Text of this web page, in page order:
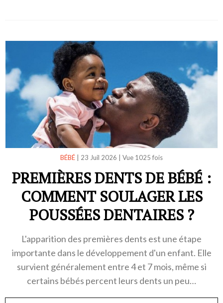
BÉBÉ 23 Juil 2026 Vue 1025 fois
PREMIÈRES DENTS DE BÉBÉ :
COMMENT SOULAGER LES
POUSSÉES DENTAIRES ?
L'apparition des premières dents est une étape
importante dans le développement d'un enfant. Elle
survient généralement entre 4 et 7 mois, même si
certains bébés percent leurs dents un peu…